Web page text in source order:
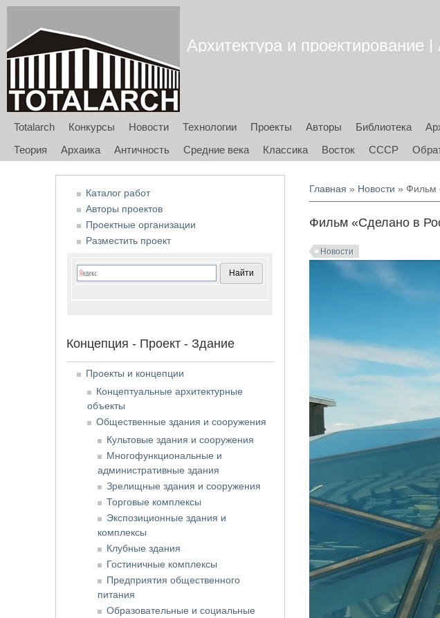
Архитектура и проектирование
Totalarch Конкурсы Новости Технологии Проекты Авторы Библиотека
Теория
Архаика Античность Средние века Классика Восток СССР
Вы здесь
Главная » Новости » Фильм
Фильм «Сделано в
Новости
Каталог работ
Авторы проектов
Проектные организации
Разместить проект
Концепция - Проект - Здание
Проекты и концепции
Концептуальные архитектурные
объекты
Общественные здания и сооружения
Культовые здания и сооружения
Многофункциональные и
административные здания
Зрелищные здания и сооружения
Торговые комплексы
Экспозиционные здания и
комплексы
Клубные здания
Гостиничные комплексы
Предприятия общественного
питания
Образовательные и социальные